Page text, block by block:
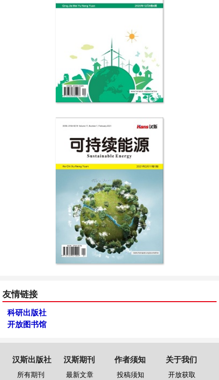
友情链接
科研出版社
开放图书馆
汉斯出版社
所有期刊
汉斯期刊
最新文章
作者须知
投稿须知
关于我们
开放获取